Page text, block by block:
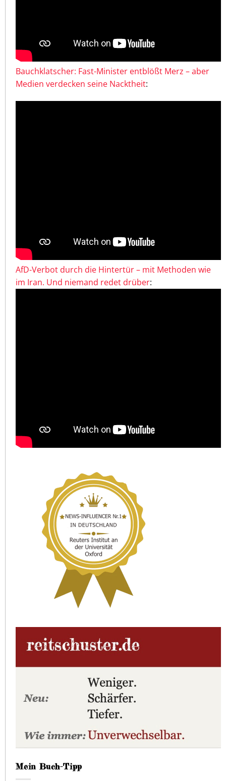
Bauchklatscher: Fast-Minister entblößt Merz – aber
Medien verdecken seine Nacktheit:
AfD-Verbot durch die Hintertür – mit Methoden wie
im Iran. Und niemand redet drüber:
Mein Buch-Tipp